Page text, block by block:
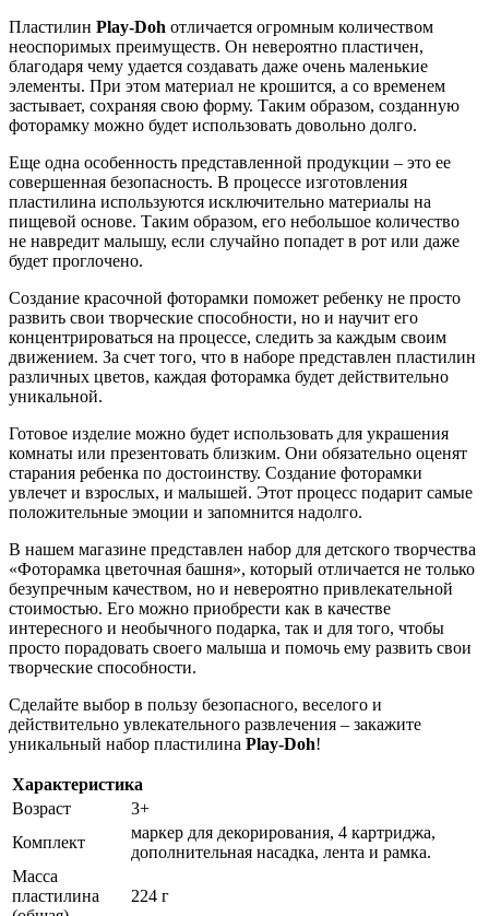
Пластилин Play-Doh отличается огромным количеством
неоспоримых преимуществ. Он невероятно пластичен,
благодаря чему удается создавать даже очень маленькие
элементы. При этом материал не крошится, а со временем
застывает, сохраняя свою форму. Таким образом, созданную
фоторамку можно будет использовать довольно долго.
Еще одна особенность представленной продукции – это ее
совершенная безопасность. В процессе изготовления
пластилина используются исключительно материалы на
пищевой основе. Таким образом, его небольшое количество
не навредит малышу, если случайно попадет в рот или даже
будет проглочено.
Создание красочной фоторамки поможет ребенку не просто
развить свои творческие способности, но и научит его
концентрироваться на процессе, следить за каждым своим
движением. За счет того, что в наборе представлен пластилин
различных цветов, каждая фоторамка будет действительно
уникальной.
Готовое изделие можно будет использовать для украшения
комнаты или презентовать близким. Они обязательно оценят
старания ребенка по достоинству. Создание фоторамки
увлечет и взрослых, и малышей. Этот процесс подарит самые
положительные эмоции и запомнится надолго.
В нашем магазине представлен набор для детского творчества
«Фоторамка цветочная башня», который отличается не только
безупречным качеством, но и невероятно привлекательной
стоимостью. Его можно приобрести как в качестве
интересного и необычного подарка, так и для того, чтобы
просто порадовать своего малыша и помочь ему развить свои
творческие способности.
Сделайте выбор в пользу безопасного, веселого и
действительно увлекательного развлечения – закажите
уникальный набор пластилина Play-Doh!
Характеристика
Возраст
3+
Комплект
маркер для декорирования, 4 картриджа,
дополнительная насадка, лента и рамка.
Масса
пластилина
224 г